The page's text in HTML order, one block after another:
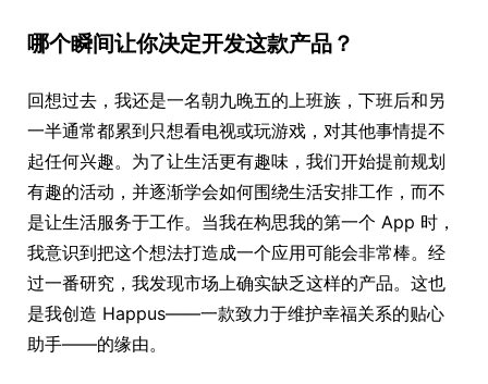
哪个瞬间让你决定开发这款产品？
回想过去，我还是一名朝九晚五的上班族，下班后和另
一半通常都累到只想看电视或玩游戏，对其他事情提不
起任何兴趣。为了让生活更有趣味，我们开始提前规划
有趣的活动，并逐渐学会如何围绕生活安排工作，而不
是让生活服务于工作。当我在构思我的第一个 App 时，
我意识到把这个想法打造成一个应用可能会非常棒。经
过一番研究，我发现市场上确实缺乏这样的产品。这也
是我创造 Happus——一款致力于维护幸福关系的贴心
助手——的缘由。